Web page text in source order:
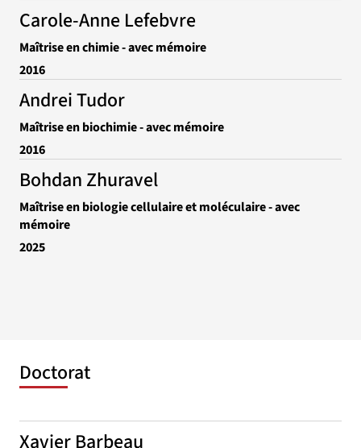
Carole-Anne Lefebvre
Maîtrise en chimie - avec mémoire
2016
Andrei Tudor
Maîtrise en biochimie - avec mémoire
2016
Bohdan Zhuravel
Maîtrise en biologie cellulaire et moléculaire - avec
mémoire
2025
Doctorat
Xavier Barbeau